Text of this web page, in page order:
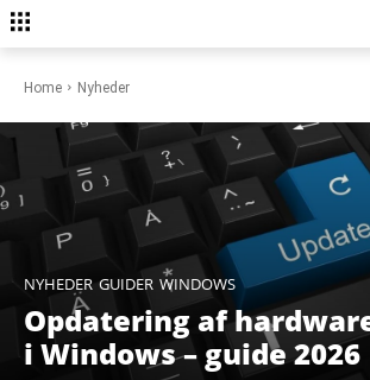
Home Nyheder
NYHEDER GUIDER WINDOWS
Opdatering af
i Windows – guide 2026